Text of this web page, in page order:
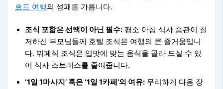
효도 여행의 성패를 가릅니다.
조식 포함은 선택이 아닌 필수: 평소 아침 식사 습관이 철
저하신 부모님들께 호텔 조식은 여행의 큰 즐거움입니
다. 뷔페식 조식은 입맛에 맞는 음식을 골라 드실 수 있
어 식사 스트레스를 줄여줍니다.
‘1일 1마사지’ 혹은 ‘1일 1카페’의 여유: 무리하게 다음 장